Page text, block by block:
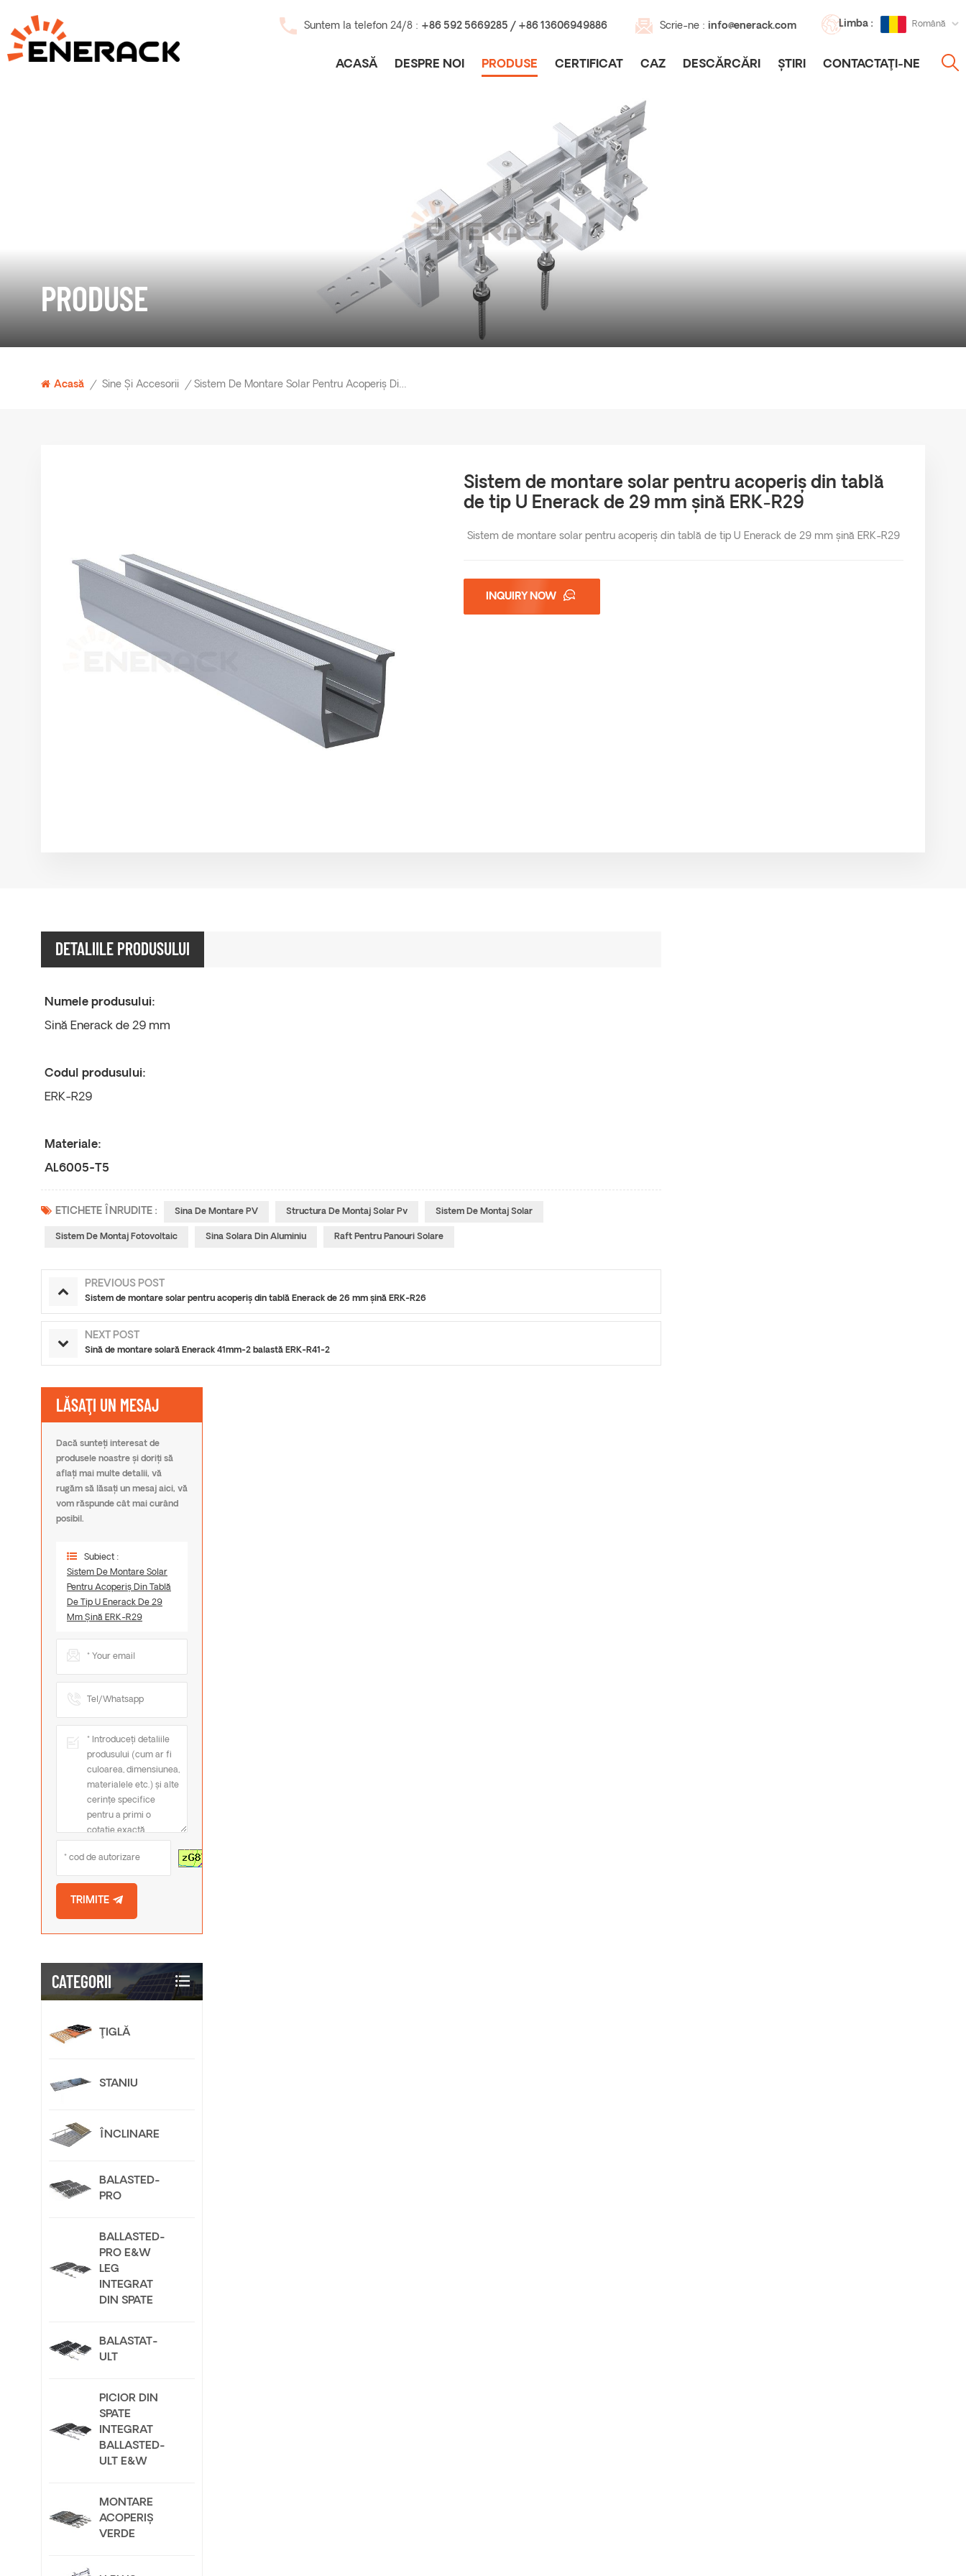
Suntem la telefon 24/8 : +86 592 5669285 / +86 13606949886 Scrie-ne : info@enerack.com Limba : Română
ACASĂ DESPRE NOI PRODUSE CERTIFICAT CAZ DESCĂRCĂRI ȘTIRI CONTACTAŢI-NE
PRODUSE
Acasă / Sine Și Accesorii / Sistem De Montare Solar Pentru Acoperiș Din Tablă De Tip U Enerack De 29 Mm Șină ERK-R29
Sistem de montare solar pentru acoperiș din tablă
de tip U Enerack de 29 mm șină ERK-R29
Sistem de montare solar pentru acoperiș din tablă de tip U Enerack de 29 mm șină ERK-R29
INQUIRY NOW
DETALIILE PRODUSULUI
Numele produsului:
Sină Enerack de 29 mm
Codul produsului:
ERK-R29
Materiale:
AL6005-T5
ETICHETE ÎNRUDITE : Sina De Montare PV Structura De Montaj Solar Pv Sistem De Montaj Solar
Sistem De Montaj Fotovoltaic Sina Solara Din Aluminiu Raft Pentru Panouri Solare
PREVIOUS POST
Sistem de montare solar pentru acoperiș din tablă Enerack de 26 mm șină ERK-R26
NEXT POST
Sină de montare solară Enerack 41mm-2 balastă ERK-R41-2
LĂSAŢI UN MESAJ
Dacă sunteți interesat de
produsele noastre și doriți să
aflați mai multe detalii, vă
rugăm să lăsați un mesaj aici, vă
vom răspunde cât mai curând
posibil.
Subiect :
Sistem De Montare Solar
Pentru Acoperiș Din Tablă
De Tip U Enerack De 29
Mm Șină ERK-R29
TRIMITE
CATEGORII
ŢIGLĂ
STANIU
ÎNCLINARE
BALASTED-
PRO
BALLASTED-
PRO E&W
LEG
INTEGRAT
DIN SPATE
BALASTAT-
ULT
PICIOR DIN
SPATE
INTEGRAT
BALLASTED-
ULT E&W
MONTARE
ACOPERIȘ
VERDE